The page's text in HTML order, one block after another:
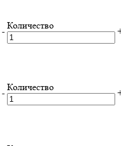
-
Количество
-
Количество